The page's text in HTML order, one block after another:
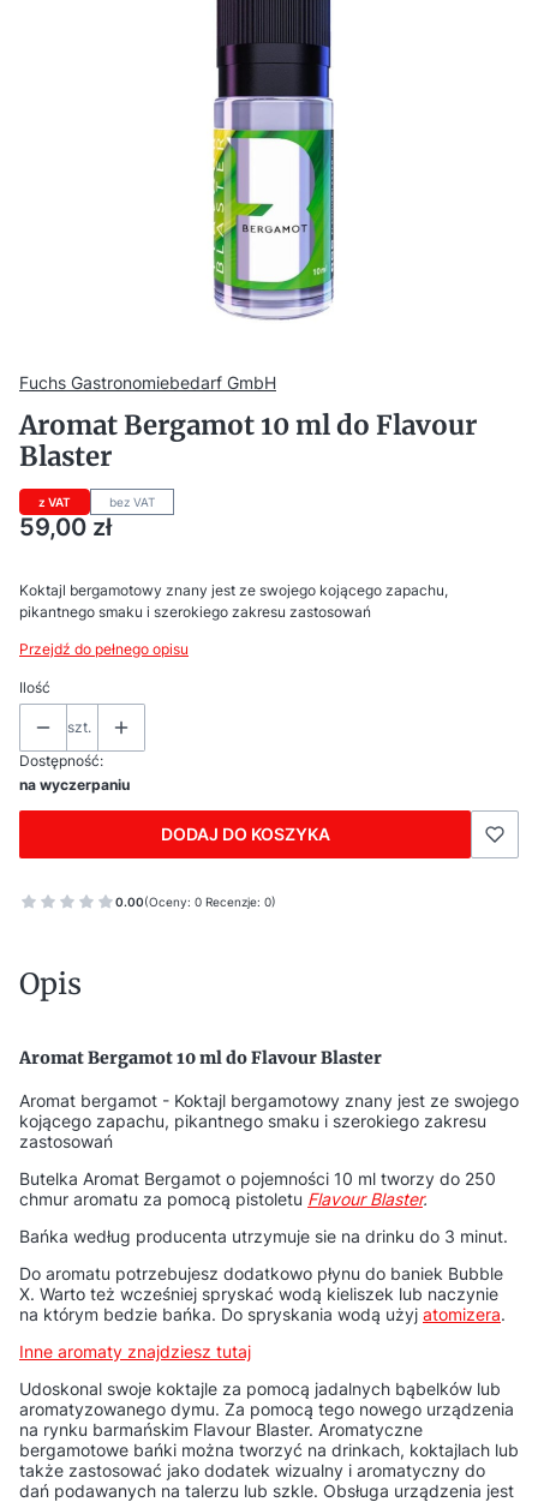
Fuchs Gastronomiebedarf GmbH
Aromat Bergamot 10 ml do Flavour
Blaster
z VAT bez VAT
Cena
59,00 zł
Koktajl bergamotowy znany jest ze swojego kojącego zapachu,
pikantnego smaku i szerokiego zakresu zastosowań
Przejdź do pełnego opisu
Ilość
szt.
Dostępność:
na wyczerpaniu
DODAJ DO KOSZYKA
0.00(Oceny: 0 Recenzje: 0)
Opis
Aromat Bergamot 10 ml do Flavour Blaster
Aromat bergamot - Koktajl bergamotowy znany jest ze swojego
kojącego zapachu, pikantnego smaku i szerokiego zakresu
zastosowań
Butelka Aromat Bergamot o pojemności 10 ml tworzy do 250
chmur aromatu za pomocą pistoletu Flavour Blaster.
Bańka według producenta utrzymuje sie na drinku do 3 minut.
Do aromatu potrzebujesz dodatkowo płynu do baniek Bubble
X. Warto też wcześniej spryskać wodą kieliszek lub naczynie
na którym bedzie bańka. Do spryskania wodą użyj atomizera.
Inne aromaty znajdziesz tutaj
Udoskonal swoje koktajle za pomocą jadalnych bąbelków lub
aromatyzowanego dymu. Za pomocą tego nowego urządzenia
na rynku barmańskim Flavour Blaster. Aromatyczne
bergamotowe bańki można tworzyć na drinkach, koktajlach lub
także zastosować jako dodatek wizualny i aromatyczny do
dań podawanych na talerzu lub szkle. Obsługa urządzenia jest